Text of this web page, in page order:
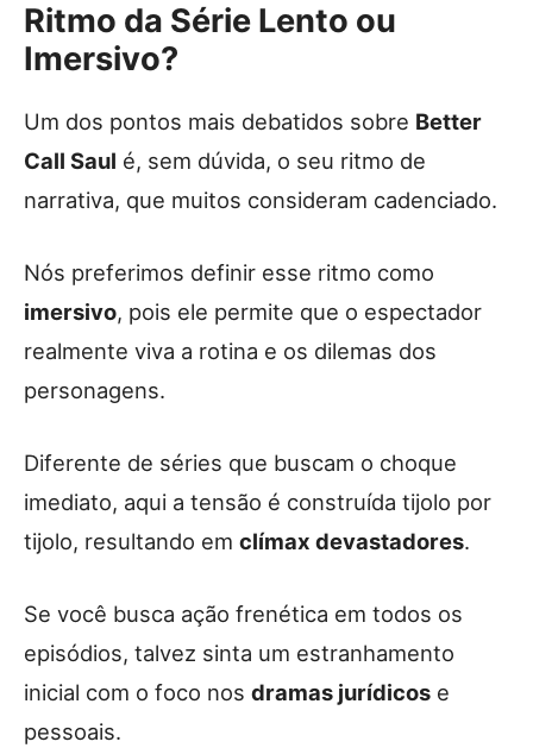
Ritmo da Série Lento ou
Imersivo?
Um dos pontos mais debatidos sobre Better
Call Saul é, sem dúvida, o seu ritmo de
narrativa, que muitos consideram cadenciado.
Nós preferimos definir esse ritmo como
imersivo, pois ele permite que o espectador
realmente viva a rotina e os dilemas dos
personagens.
Diferente de séries que buscam o choque
imediato, aqui a tensão é construída tijolo por
tijolo, resultando em clímax devastadores.
Se você busca ação frenética em todos os
episódios, talvez sinta um estranhamento
inicial com o foco nos dramas jurídicos e
pessoais.